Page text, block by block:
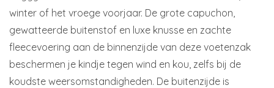
winter of het vroege voorjaar. De grote capuchon,
gewatteerde buitenstof en luxe knusse en zachte
fleecevoering aan de binnenzijde van deze voetenzak
beschermen je kindje tegen wind en kou, zelfs bij de
koudste weersomstandigheden. De buitenzijde is